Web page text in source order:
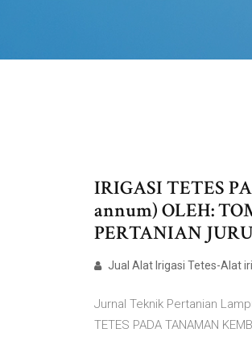
IRIGASI TETES
annum) OLEH:
PERTANIAN
Jual Alat Irigasi Tetes-Alat
Jurnal Teknik Pertanian
TETES PADA TANAMAN